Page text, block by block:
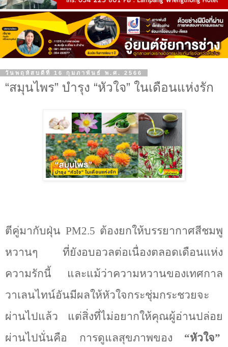
วันพฤหัสบดีที่ 16 กุมภาพันธ์ พ.ศ. 2566
“สมุนไพร” บำรุง “หัวใจ” ในเดือนแห่งรัก
ตีคู่มากับฝุ่น PM2.5 ต้องยกให้บรรยากาศสีชมพู
หวานๆ ที่ยังอบอวลต่อเนื่องตลอดเดือนแห่ง
ความรักนี้ และแม้ว่าความหวานของเทศกาล
วาเลนไทน์อันมีผลให้หัวใจกระชุ่มกระชวยจะ
ผ่านไปแล้ว แต่สิ่งที่ไม่อยากให้คุณผู้อ่านปล่อย
ผ่านไปนั่นคือ การดูแลสุขภาพของ “หัวใจ”